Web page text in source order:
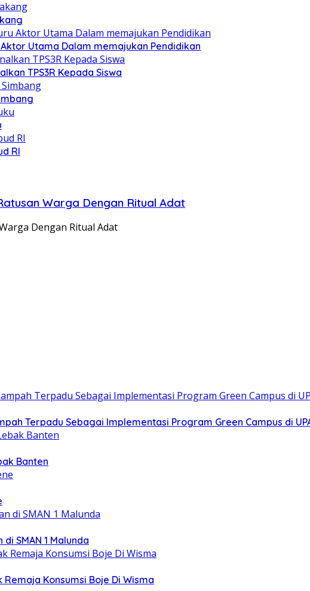
Aktor Utama Dalam memajukan Pendidikan
TPS3R Kepada Siswa
RI
Warga Dengan Ritual Adat
Dengan Ritual Adat
Terpadu Sebagai Implementasi Program Green Campus di
Banten
SMAN 1 Malunda
Konsumsi Boje Di Wisma